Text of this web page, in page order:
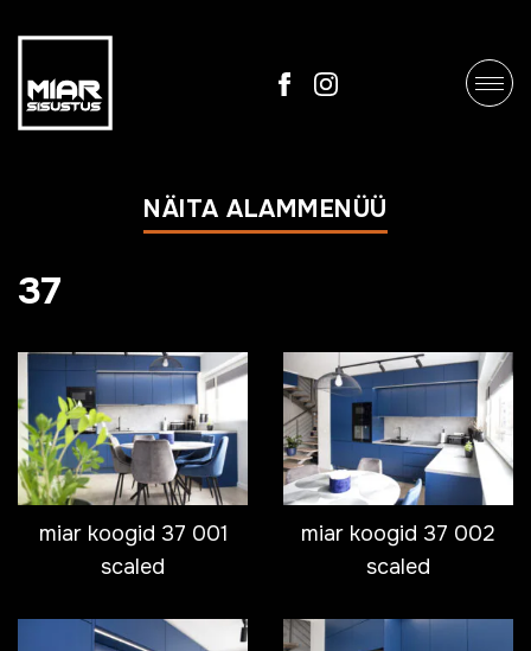
NÄITA ALAMMENÜÜ
37
miar koogid 37 001
scaled
miar koogid 37 002
scaled